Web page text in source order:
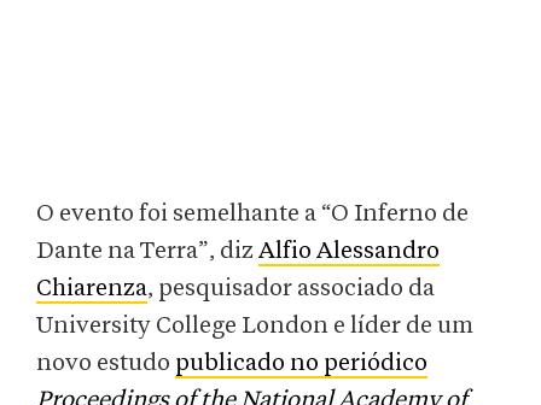
O evento foi semelhante a “O Inferno de
Dante na Terra”, dizAlfio Alessandro
Chiarenza, pesquisador associado da
University College London e líder de um
novo estudo publicado no periódico